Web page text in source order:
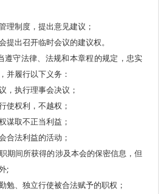
理制度，提出意见建议；
提出召开临时会议的建议权。
守法律、法规和本章程的规定，忠实
并履行以下义务：
，执行理事会决议；
使权利，不越权；
谋取不正当利益；
合法利益的活动；
期间所获得的涉及本会的保密信息，但
;
勉、独立行使被合法赋予的职权；